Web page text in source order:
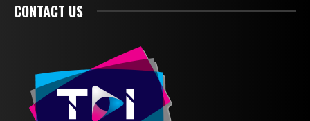
CONTACT US